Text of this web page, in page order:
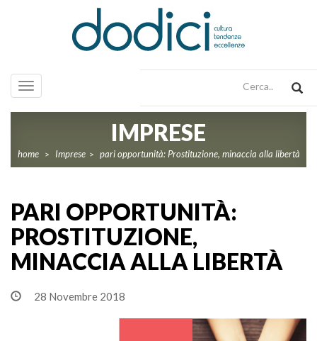
Toggle
navigation
IMPRESE
home > Imprese > pari opportunità: Prostituzione, minaccia alla libertà
PARI OPPORTUNITÀ:
PROSTITUZIONE,
MINACCIA ALLA LIBERTÀ
28 Novembre 2018